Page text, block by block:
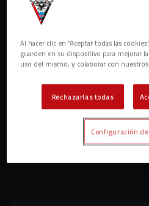
Al hacer clic en “Aceptar todas las
guarden en su dispositivo para mejorar
uso del mismo, y colaborar con
Rechazarlas todas
Configuración